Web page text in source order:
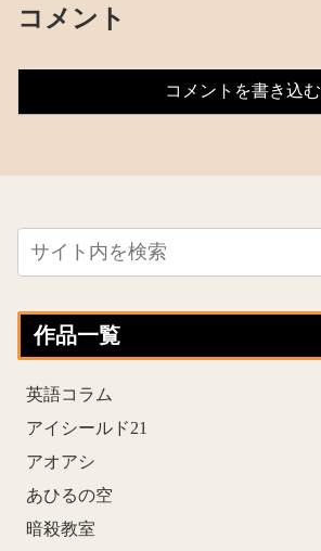
コメント
コメントを書き込む
作品一覧
英語コラム
アイシールド21
アオアシ
あひるの空
暗殺教室